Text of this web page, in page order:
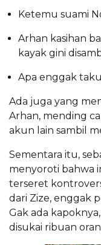
Ketemu suami
Arhan kasihan
kayak gini
Apa enggak
Ada juga yang
Arhan, mending
akun lain sambil
Sementara itu,
menyoroti bahwa
terseret
dari Zize, enggak
Gak ada
disukai ribuan